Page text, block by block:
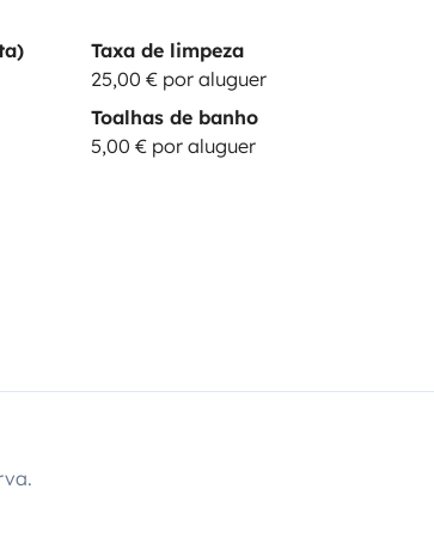
Taxa de limpeza
25,00 € por aluguer
Toalhas de banho
5,00 € por aluguer